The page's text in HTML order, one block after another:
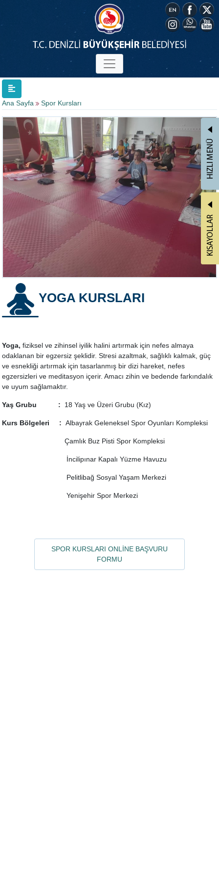
Ana Sayfa Spor Kursları
YOGA KURSLARI
Yoga, fiziksel ve zihinsel iyilik halini artırmak için nefes almaya
odaklanan bir egzersiz şeklidir. Stresi azaltmak, sağlıklı kalmak, güç
ve esnekliği artırmak için tasarlanmış bir dizi hareket, nefes
egzersizleri ve meditasyon içerir. Amacı zihin ve bedende farkındalık
ve uyum sağlamaktır.
Yaş Grubu : 18 Yaş ve Üzeri Grubu (Kız)
Kurs Bölgeleri : Albayrak Geleneksel Spor Oyunları Kompleksi
Çamlık Buz Pisti Spor Kompleksi
İncilipınar Kapalı Yüzme Havuzu
Pelitlibağ Sosyal Yaşam Merkezi
Yenişehir Spor Merkezi
SPOR KURSLARI ONLİNE BAŞVURU
FORMU